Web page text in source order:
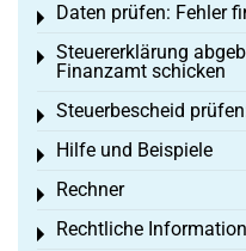
Daten prüfen: Fehler
Toggle menu
Steuererklärung
Finanzamt schicken
Toggle menu
Steuerbescheid
Toggle menu
Hilfe und Beispiele
Toggle menu
Rechner
Toggle menu
Rechtliche
Toggle menu